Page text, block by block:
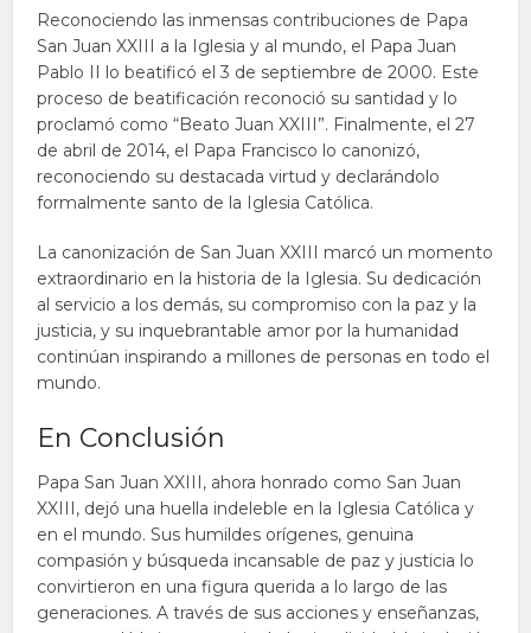
Reconociendo las inmensas contribuciones de Papa
San Juan XXIII a la Iglesia y al mundo, el Papa Juan
Pablo II lo beatificó el 3 de septiembre de 2000. Este
proceso de beatificación reconoció su santidad y lo
proclamó como “Beato Juan XXIII”. Finalmente, el 27
de abril de 2014, el Papa Francisco lo canonizó,
reconociendo su destacada virtud y declarándolo
formalmente santo de la Iglesia Católica.
La canonización de San Juan XXIII marcó un momento
extraordinario en la historia de la Iglesia. Su dedicación
al servicio a los demás, su compromiso con la paz y la
justicia, y su inquebrantable amor por la humanidad
continúan inspirando a millones de personas en todo el
mundo.
En Conclusión
Papa San Juan XXIII, ahora honrado como San Juan
XXIII, dejó una huella indeleble en la Iglesia Católica y
en el mundo. Sus humildes orígenes, genuina
compasión y búsqueda incansable de paz y justicia lo
convirtieron en una figura querida a lo largo de las
generaciones. A través de sus acciones y enseñanzas,